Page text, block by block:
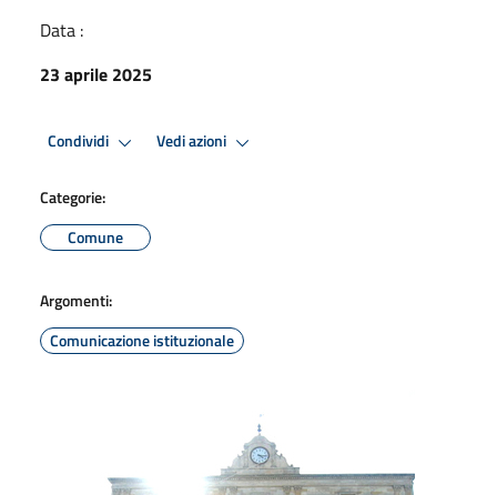
Data :
23 aprile 2025
Condividi Vedi azioni
Categorie:
Comune
Argomenti:
Comunicazione istituzionale